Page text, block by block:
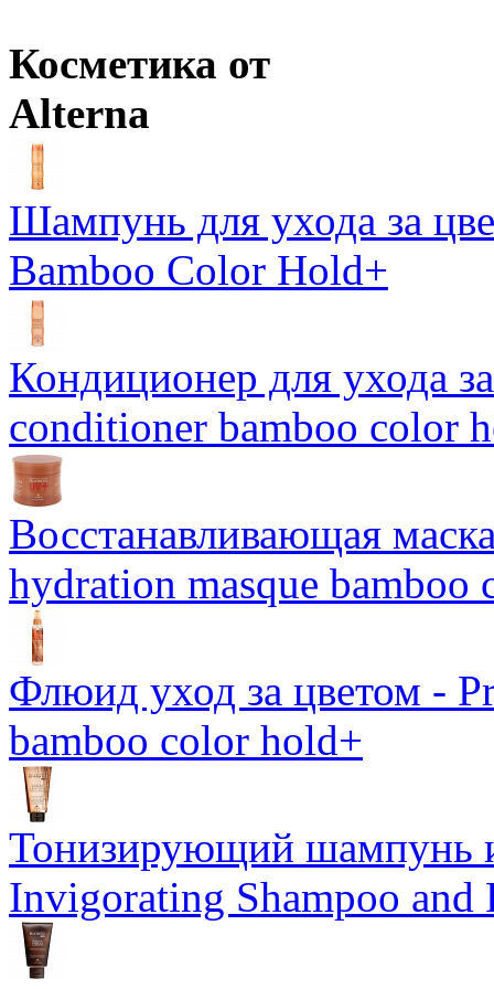
Косметика от
Alterna
Шампунь для ухода за
Bamboo Color Hold+
Кондиционер для ухода
conditioner bamboo color
Восстанавливающая
hydration masque bamboo
Флюид уход за цветом -
bamboo color hold+
Тонизирующий шампунь
Invigorating Shampoo and